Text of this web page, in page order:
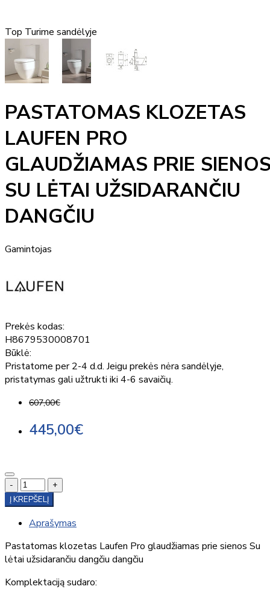
Top Turime sandėlyje
PASTATOMAS KLOZETAS
LAUFEN PRO
GLAUDŽIAMAS PRIE
SU LĖTAI UŽSIDARANČIU
DANGČIU
Gamintojas
Prekės kodas:
H8679530008701
Būklė:
Pristatome per 2-4 d.d. Jeigu prekės nėra sandėlyje,
pristatymas gali užtrukti iki 4-6 savaičių.
607,00€
445,00€
-
+
Į KREPŠELĮ
Aprašymas
Pastatomas klozetas Laufen Pro glaudžiamas prie sienos Su
lėtai užsidarančiu dangčiu dangčiu
Komplektaciją sudaro: